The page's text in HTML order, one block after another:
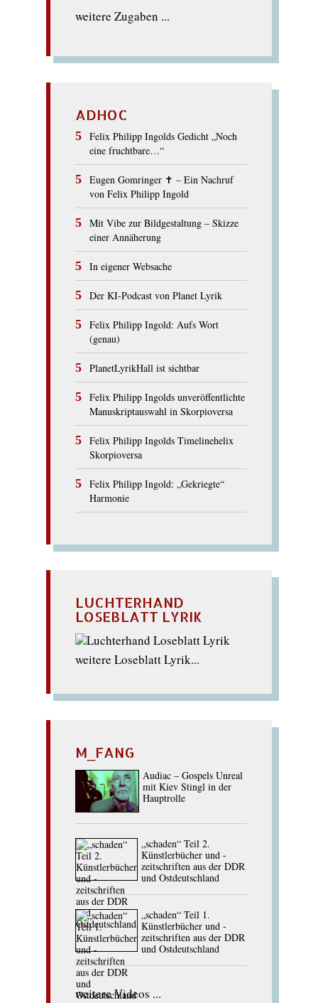
weitere Zugaben ...
ADHOC
Felix Philipp Ingolds Gedicht „Noch
eine fruchtbare…“
Eugen Gomringer ✝︎ – Ein Nachruf
von Felix Philipp Ingold
Mit Vibe zur Bildgestaltung – Skizze
einer Annäherung
In eigener Websache
Der KI-Podcast von Planet Lyrik
Felix Philipp Ingold: Aufs Wort
(genau)
PlanetLyrikHall ist sichtbar
Felix Philipp Ingolds unveröffentlichte
Manuskriptauswahl in Skorpioversa
Felix Philipp Ingolds Timelinehelix
Skorpioversa
Felix Philipp Ingold: „Gekriegte“
Harmonie
LUCHTERHAND
LOSEBLATT LYRIK
weitere Loseblatt Lyrik...
M_FANG
Audiac – Gospels Unreal
mit Kiev Stingl in der
Hauptrolle
„schaden“ Teil 2.
Künstlerbücher und -
zeitschriften aus der DDR
und Ostdeutschland
„schaden“ Teil 1.
Künstlerbücher und -
zeitschriften aus der DDR
und Ostdeutschland
weitere Videos ...